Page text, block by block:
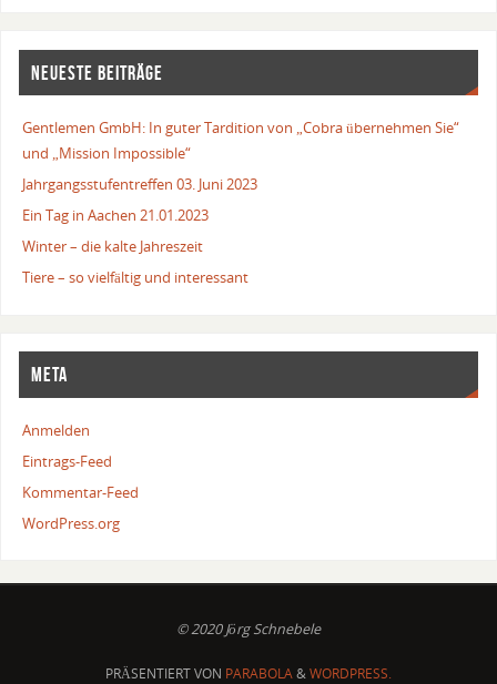
NEUESTE BEITRÄGE
Gentlemen GmbH: In guter Tardition von „Cobra übernehmen Sie“
und „Mission Impossible“
Jahrgangsstufentreffen 03. Juni 2023
Ein Tag in Aachen 21.01.2023
Winter – die kalte Jahreszeit
Tiere – so vielfältig und interessant
META
Anmelden
Eintrags-Feed
Kommentar-Feed
WordPress.org
© 2020 Jörg Schnebele
PRÄSENTIERT VON PARABOLA&WORDPRESS.